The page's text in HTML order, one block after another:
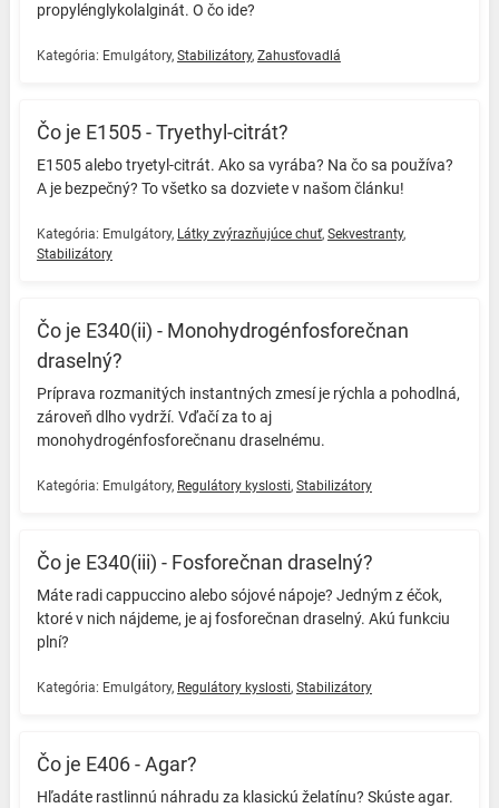
propylénglykolalginát. O čo ide? ️
Kategória: Emulgátory, Stabilizátory, Zahusťovadlá
Čo je E1505 - Tryethyl-citrát?
E1505 alebo tryetyl-citrát. Ako sa vyrába? Na čo sa používa?
A je bezpečný? To všetko sa dozviete v našom článku! ️
Kategória: Emulgátory, Látky zvýrazňujúce chuť, Sekvestranty,
Stabilizátory
Čo je E340(ii) - Monohydrogénfosforečnan
draselný?
Príprava rozmanitých instantných zmesí je rýchla a pohodlná,
zároveň dlho vydrží. Vďačí za to aj
monohydrogénfosforečnanu draselnému. ️
Kategória: Emulgátory, Regulátory kyslosti, Stabilizátory
Čo je E340(iii) - Fosforečnan draselný?
Máte radi cappuccino alebo sójové nápoje? Jedným z éčok,
ktoré v nich nájdeme, je aj fosforečnan draselný. Akú funkciu
plní? ️
Kategória: Emulgátory, Regulátory kyslosti, Stabilizátory
Čo je E406 - Agar?
Hľadáte rastlinnú náhradu za klasickú želatínu? Skúste agar.